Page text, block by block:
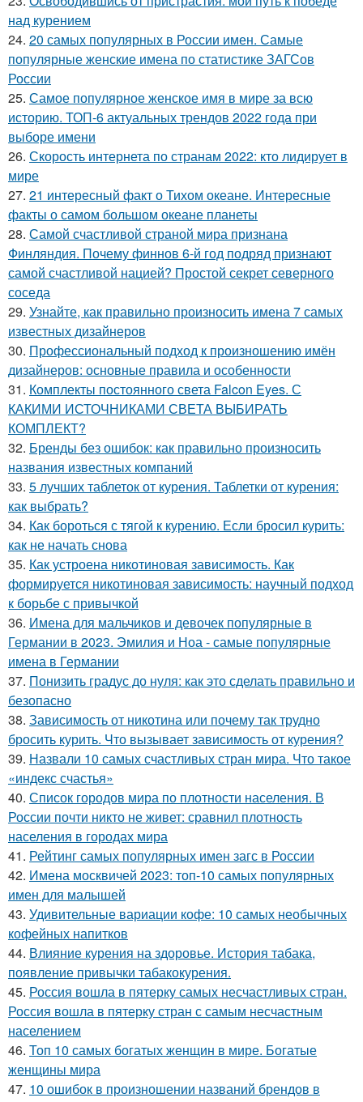
над курением
24. 20 самых популярных в России имен. Самые
популярные женские имена по статистике ЗАГСов
России
25. Самое популярное женское имя в мире за всю
историю. ТОП-6 актуальных трендов 2022 года при
выборе имени
26. Скорость интернета по странам 2022: кто лидирует в
мире
27. 21 интересный факт о Тихом океане. Интересные
факты о самом большом океане планеты
28. Самой счастливой страной мира признана
Финляндия. Почему финнов 6-й год подряд признают
самой счастливой нацией? Простой секрет северного
соседа
29. Узнайте, как правильно произносить имена 7 самых
известных дизайнеров
30. Профессиональный подход к произношению имён
дизайнеров: основные правила и особенности
31. Комплекты постоянного света Falcon Eyes. С
КАКИМИ ИСТОЧНИКАМИ СВЕТА ВЫБИРАТЬ
КОМПЛЕКТ?
32. Бренды без ошибок: как правильно произносить
названия известных компаний
33. 5 лучших таблеток от курения. Таблетки от курения:
как выбрать?
34. Как бороться с тягой к курению. Если бросил курить:
как не начать снова
35. Как устроена никотиновая зависимость. Как
формируется никотиновая зависимость: научный подход
к борьбе с привычкой
36. Имена для мальчиков и девочек популярные в
Германии в 2023. Эмилия и Ноа - самые популярные
имена в Германии
37. Понизить градус до нуля: как это сделать правильно и
безопасно
38. Зависимость от никотина или почему так трудно
бросить курить. Что вызывает зависимость от курения?
39. Назвали 10 самых счастливых стран мира. Что такое
«индекс счастья»
40. Список городов мира по плотности населения. В
России почти никто не живет: сравнил плотность
населения в городах мира
41. Рейтинг самых популярных имен загс в России
42. Имена москвичей 2023: топ-10 самых популярных
имен для малышей
43. Удивительные вариации кофе: 10 самых необычных
кофейных напитков
44. Влияние курения на здоровье. История табака,
появление привычки табакокурения.
45. Россия вошла в пятерку самых несчастливых стран.
Россия вошла в пятерку стран с самым несчастным
населением
46. Топ 10 самых богатых женщин в мире. Богатые
женщины мира
47. 10 ошибок в произношении названий брендов в